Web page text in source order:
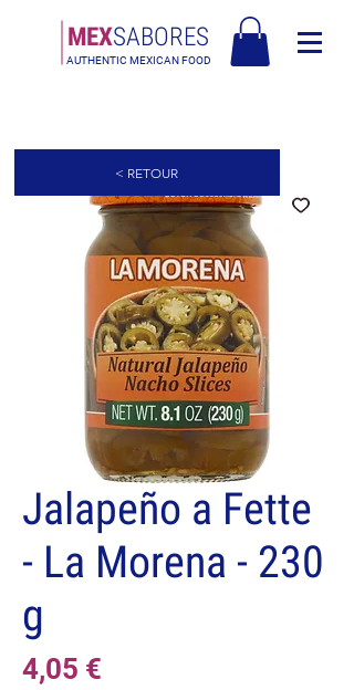
MEXSABORES
AUTHENTIC MEXICAN FOOD
Jalapeño a Fette
- La Morena - 230
g
4,05 €
< RETOUR